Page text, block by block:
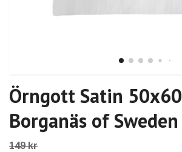
Örngott Satin 50x60
Borganäs of Sweden
149 kr